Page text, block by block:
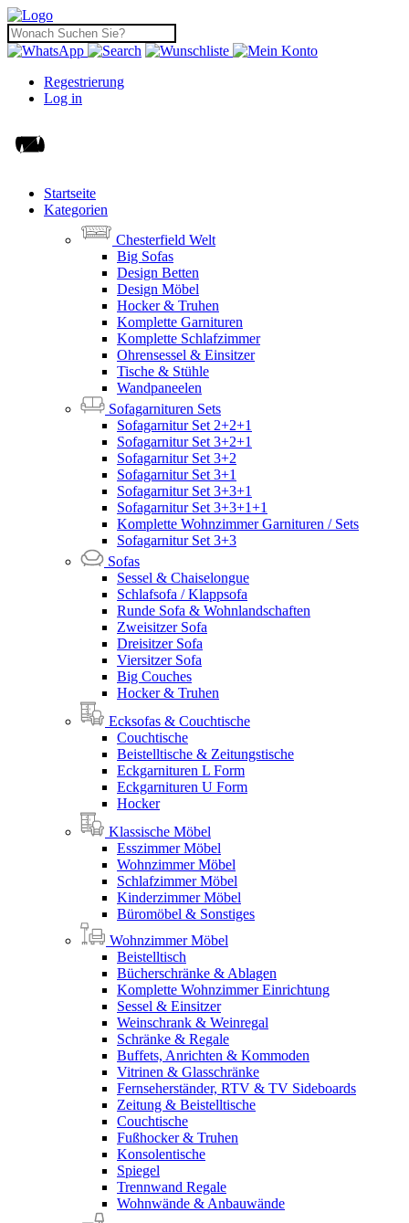
Regestrierung
Log in
Startseite
Kategorien
Chesterfield Welt
Big Sofas
Design Betten
Design Möbel
Hocker & Truhen
Komplette Garnituren
Komplette Schlafzimmer
Ohrensessel & Einsitzer
Tische & Stühle
Wandpaneelen
Sofagarnituren Sets
Sofagarnitur Set 2+2+1
Sofagarnitur Set 3+2+1
Sofagarnitur Set 3+2
Sofagarnitur Set 3+1
Sofagarnitur Set 3+3+1
Sofagarnitur Set 3+3+1+1
Komplette Wohnzimmer Garnituren / Sets
Sofagarnitur Set 3+3
Sofas
Sessel & Chaiselongue
Schlafsofa / Klappsofa
Runde Sofa & Wohnlandschaften
Zweisitzer Sofa
Dreisitzer Sofa
Viersitzer Sofa
Big Couches
Hocker & Truhen
Ecksofas & Couchtische
Couchtische
Beistelltische & Zeitungstische
Eckgarnituren L Form
Eckgarnituren U Form
Hocker
Klassische Möbel
Esszimmer Möbel
Wohnzimmer Möbel
Schlafzimmer Möbel
Kinderzimmer Möbel
Büromöbel & Sonstiges
Wohnzimmer Möbel
Beistelltisch
Bücherschränke & Ablagen
Komplette Wohnzimmer Einrichtung
Sessel & Einsitzer
Weinschrank & Weinregal
Schränke & Regale
Buffets, Anrichten & Kommoden
Vitrinen & Glasschränke
Fernseherständer, RTV & TV Sideboards
Zeitung & Beistelltische
Couchtische
Fußhocker & Truhen
Konsolentische
Spiegel
Trennwand Regale
Wohnwände & Anbauwände